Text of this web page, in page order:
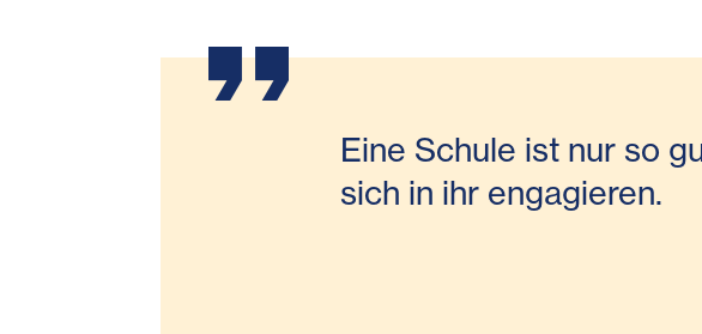
Eine Schule ist nur so
sich in ihr engagieren.